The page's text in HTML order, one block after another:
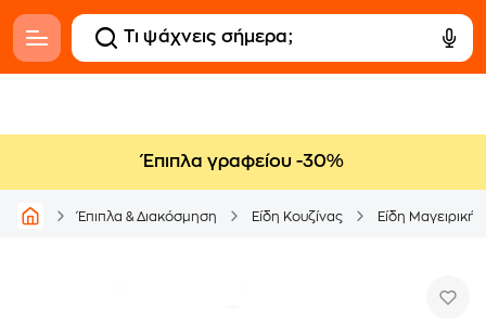
Έπιπλα γραφείου -30%
Έπιπλα & Διακόσμηση Είδη Κουζίνας Είδη